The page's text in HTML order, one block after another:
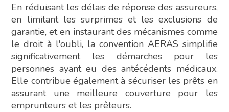
En réduisant les délais de réponse des assureurs,
en limitant les surprimes et les exclusions de
garantie, et en instaurant des mécanismes comme
le droit à l'oubli, la convention AERAS simplifie
significativement les démarches pour les
personnes ayant eu des antécédents médicaux.
Elle contribue également à sécuriser les prêts en
assurant une meilleure couverture pour les
emprunteurs et les prêteurs.